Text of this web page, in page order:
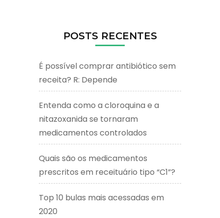
POSTS RECENTES
É possível comprar antibiótico sem
receita? R: Depende
Entenda como a cloroquina e a
nitazoxanida se tornaram
medicamentos controlados
Quais são os medicamentos
prescritos em receituário tipo “C1”?
Top 10 bulas mais acessadas em
2020